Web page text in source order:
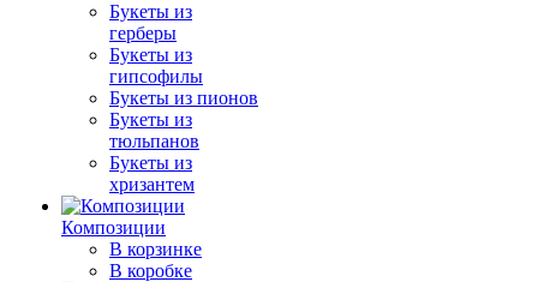
Букеты из
герберы
Букеты из
гипсофилы
Букеты из пионов
Букеты из
тюльпанов
Букеты из
хризантем
Композиции
В корзинке
В коробке